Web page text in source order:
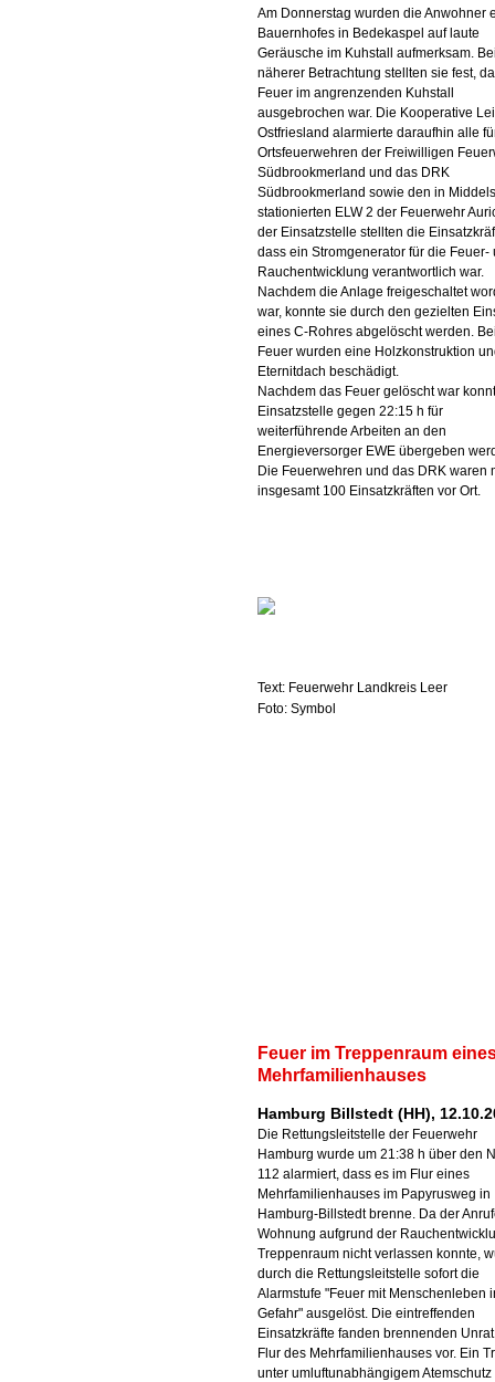
Am Donnerstag wurden die Anwohner
Bauernhofes in Bedekaspel auf laute
Geräusche im Kuhstall aufmerksam.
näherer Betrachtung stellten sie fest,
Feuer im angrenzenden Kuhstall
ausgebrochen war. Die Kooperative
Ostfriesland alarmierte daraufhin alle
Ortsfeuerwehren der Freiwilligen
Südbrookmerland und das DRK
Südbrookmerland sowie den in Middels
stationierten ELW 2 der Feuerwehr
der Einsatzstelle stellten die
dass ein Stromgenerator für die Feuer-
Rauchentwicklung verantwortlich war.
Nachdem die Anlage freigeschaltet
war, konnte sie durch den gezielten
eines C-Rohres abgelöscht werden.
Feuer wurden eine Holzkonstruktion
Eternitdach beschädigt.
Nachdem das Feuer gelöscht war
Einsatzstelle gegen 22:15 h für
weiterführende Arbeiten an den
Energieversorger EWE übergeben
Die Feuerwehren und das DRK waren
insgesamt 100 Einsatzkräften vor Ort.
Text: Feuerwehr Landkreis Leer
Foto: Symbol
Feuer im Treppenraum
Mehrfamilienhauses
Hamburg Billstedt (HH),
Die Rettungsleitstelle der Feuerwehr
Hamburg wurde um 21:38 h über den
112 alarmiert, dass es im Flur eines
Mehrfamilienhauses im Papyrusweg in
Hamburg-Billstedt brenne. Da der
Wohnung aufgrund der
Treppenraum nicht verlassen konnte,
durch die Rettungsleitstelle sofort die
Alarmstufe "Feuer mit Menschenleben
Gefahr" ausgelöst. Die eintreffenden
Einsatzkräfte fanden brennenden
Flur des Mehrfamilienhauses vor. Ein
unter umluftunabhängigem Atemschutz